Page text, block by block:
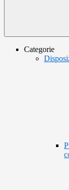
Categorie